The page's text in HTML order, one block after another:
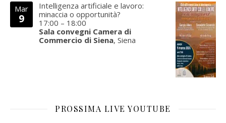
Mar
9
Intelligenza artificiale e lavoro:
minaccia o opportunità?
17:00 – 18:00
Sala convegni Camera di
Commercio di Siena, Siena
PROSSIMA LIVE YOUTUBE